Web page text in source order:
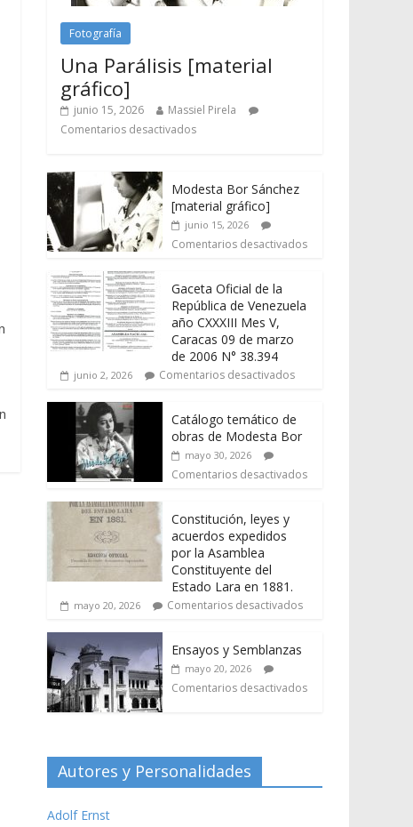
Fotografía
Una Parálisis [material
gráfico]
junio 15, 2026
Massiel Pirela
Comentarios desactivados
Modesta Bor Sánchez
[material gráfico]
junio 15, 2026
Comentarios desactivados
Gaceta Oficial de la
República de Venezuela
año CXXXIII Mes V,
Caracas 09 de marzo
de 2006 N° 38.394
junio 2, 2026 Comentarios desactivados
Catálogo temático de
obras de Modesta Bor
mayo 30, 2026
Comentarios desactivados
Constitución, leyes y
acuerdos expedidos
por la Asamblea
Constituyente del
Estado Lara en 1881.
mayo 20, 2026 Comentarios desactivados
Ensayos y Semblanzas
mayo 20, 2026
Comentarios desactivados
Autores y Personalidades
Adolf Ernst